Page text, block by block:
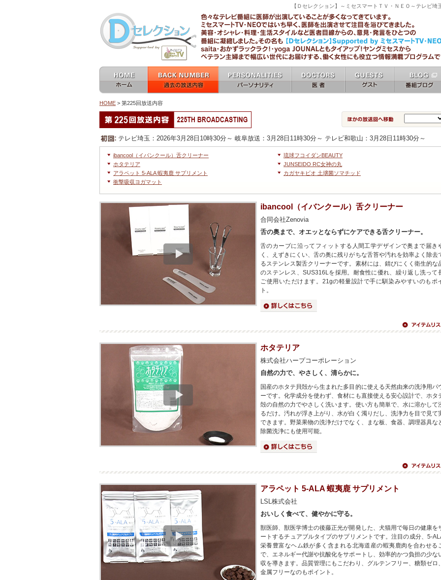
【Ｄセレクション】～ミセスマートＴＶ・ＮＥＯ～テレビ
バー backnumber
personalities
HOME > 第225回放送内容
第225回放送内容
他の放送回へ移動
テレビ埼玉：2026年3月28日10時30分～ 岐阜放送：3月28日11時30分～ テレビ和歌山：3月28日11時30分～
ibancool（イバンクール）舌クリーナー
ホタテリア
アラペット 5-ALA 蝦夷鹿 サプリメント
衝撃吸収ヨガマット
琉球フコイダンBEAUTY
JUNSEIDO RC女神の丸
カガヤキビオ 土壌菌ソマチッド
ibancool（イバンクール）舌クリーナー
合同会社Zenovia
舌の奥まで、オエッとならずにケアできる舌クリーナー。
舌のカーブに沿ってフィットする人間工学デザインで奥まで届き
く、えずきにくい、舌の奥に残りがちな舌苔や汚れを効率よく除去
るステンレス製舌クリーナーです。素材には、錆びにくく衛生的な
のステンレス、SUS316Lを採用。耐食性に優れ、繰り返し洗って
ご使用いただけます。21gの軽量設計で手に馴染みやすいのもポ
ト。
詳細はこちら
アイテムリ
へ
ホタテリア
株式会社ハープコーポレーション
自然の力で、やさしく、清らかに。
国産のホタテ貝殻から生まれた多目的に使える天然由来の洗浄用パ
ーです。化学成分を使わず、食材にも直接使える安心設計で、ホタ
殻の自然の力でやさしく洗います。使い方も簡単で、水に溶かして
るだけ。汚れが浮き上がり、水が白く濁りだし、洗浄力を目で見て
できます。野菜果物の洗浄だけでなく、まな板、食器、調理器具な
除菌洗浄にも使用可能。
詳細はこちら
アイテムリ
へ
アラペット 5-ALA 蝦夷鹿 サプリメント
LSL株式会社
おいしく食べて、健やかに守る。
獣医師、獣医学博士の後藤正光が開発した、犬猫用で毎日の健康を
ートするチュアブルタイプのサプリメントです。注目の成分、5-
栄養豊富なヘム鉄が多く含まれる北海道産の蝦夷鹿肉を合わせる
で、エネルギー代謝や抗酸化をサポートし、効率的かつ負担の少な
収を導きます。品質管理にもこだわり、グルテンフリー、糖類ゼロ
金属フリーなのもポイント。